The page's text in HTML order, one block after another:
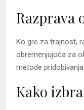
Razprava
Ko gre za trajnost,
obremenjujoča za
metode
Kako